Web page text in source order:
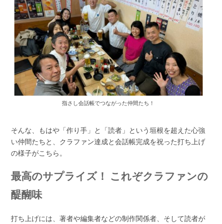
指さし会話帳でつながった仲間たち！
そんな、もはや「作り手」と「読者」という垣根を超えた心強
い仲間たちと、クラファン達成と会話帳完成を祝った打ち上げ
の様子がこちら。
最高のサプライズ！ これぞクラファンの
醍醐味
打ち上げには、著者や編集者などの制作関係者、そして読者が